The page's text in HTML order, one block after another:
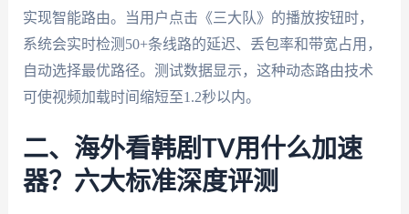
实现智能路由。当用户点击《三大队》的播放按钮时，
系统会实时检测50+条线路的延迟、丢包率和带宽占用，
自动选择最优路径。测试数据显示，这种动态路由技术
可使视频加载时间缩短至1.2秒以内。
二、海外看韩剧TV用什么加速
器？六大标准深度评测